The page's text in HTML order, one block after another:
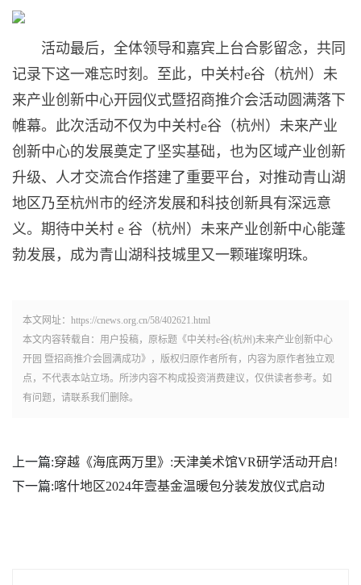
活动最后，全体领导和嘉宾上台合影留念，共同
记录下这一难忘时刻。至此，中关村e谷（杭州）未
来产业创新中心开园仪式暨招商推介会活动圆满落下
帷幕。此次活动不仅为中关村e谷（杭州）未来产业
创新中心的发展奠定了坚实基础，也为区域产业创新
升级、人才交流合作搭建了重要平台，对推动青山湖
地区乃至杭州市的经济发展和科技创新具有深远意
义。期待中关村 e 谷（杭州）未来产业创新中心能蓬
勃发展，成为青山湖科技城里又一颗璀璨明珠。
本文网址：https://cnews.org.cn/58/402621.html
本文内容转载自：用户投稿，原标题《中关村e谷(杭州)未来产业创新中心
开园 暨招商推介会圆满成功》，版权归原作者所有，内容为原作者独立观
点，不代表本站立场。所涉内容不构成投资消费建议，仅供读者参考。如
有问题，请联系我们删除。
上一篇:穿越《海底两万里》:天津美术馆VR研学活动开启!
下一篇:喀什地区2024年壹基金温暖包分装发放仪式启动